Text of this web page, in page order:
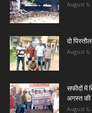
August 6,
दो
August 6,
सफीदों में
अगस्त की
August 6,